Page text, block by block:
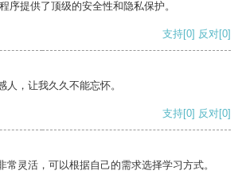
序提供了顶级的安全性和隐私保护。
支持[0] 反对[0]
人，让我久久不能忘怀。
支持[0] 反对[0]
常灵活，可以根据自己的需求选择学习方式。